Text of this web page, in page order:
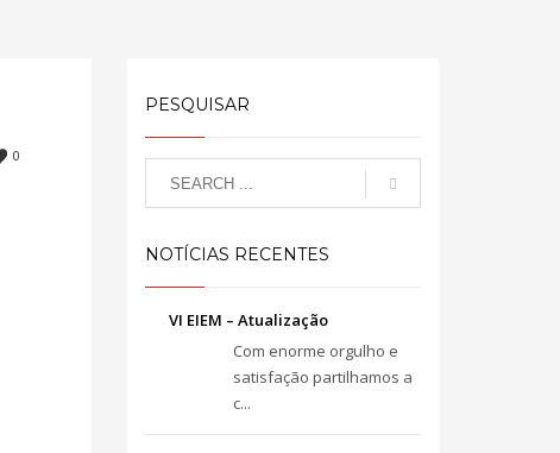
0
PESQUISAR
NOTÍCIAS RECENTES
VI EIEM – Atualização
Com enorme orgulho e
satisfação partilhamos a
c...